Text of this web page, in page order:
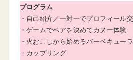
プログラム
・自己紹介／一対一でプロフィール
・ゲームでペアを決めてカヌー体験
・火おこしから始めるバーベキュー
・カップリング